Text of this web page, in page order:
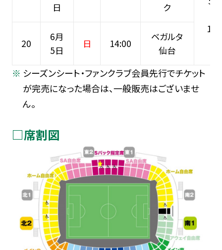
日 ク
20
6月
5日
日 14:00
ベガルタ
仙台
シーズンシート・ファンクラブ会員先行でチケット
が完売になった場合は、一般販売はございませ
ん。
□席割図